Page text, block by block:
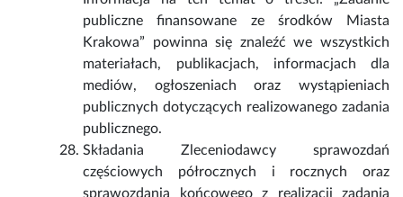
publiczne finansowane ze środków Miasta
Krakowa” powinna się znaleźć we wszystkich
materiałach, publikacjach, informacjach dla
mediów, ogłoszeniach oraz wystąpieniach
publicznych dotyczących realizowanego zadania
publicznego.
Składania Zleceniodawcy sprawozdań
częściowych półrocznych i rocznych oraz
sprawozdania końcowego z realizacji zadania